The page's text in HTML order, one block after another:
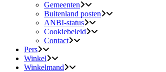
Gemeenten
Buitenland posten
ANBI-status
Cookiebeleid
Contact
Pers
Winkel
Winkelmand